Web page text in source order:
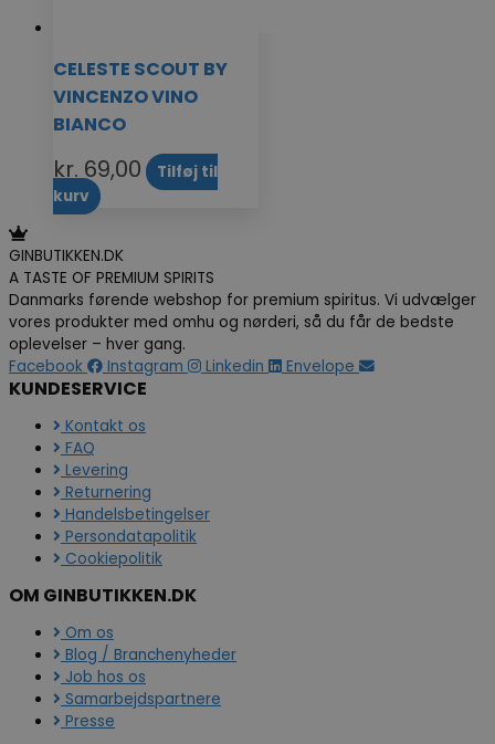
CELESTE SCOUT BY
VINCENZO VINO
BIANCO
kr. 69,00
Tilføj til
kurv
GINBUTIKKEN.DK
A TASTE OF PREMIUM SPIRITS
Danmarks førende webshop for premium spiritus. Vi udvælger
vores produkter med omhu og nørderi, så du får de bedste
oplevelser – hver gang.
Facebook
Instagram Linkedin Envelope
KUNDESERVICE
Kontakt os
FAQ
Levering
Returnering
Handelsbetingelser
Persondatapolitik
Cookiepolitik
OM GINBUTIKKEN.DK
Om os
Blog / Branchenyheder
Job hos os
Samarbejdspartnere
Presse